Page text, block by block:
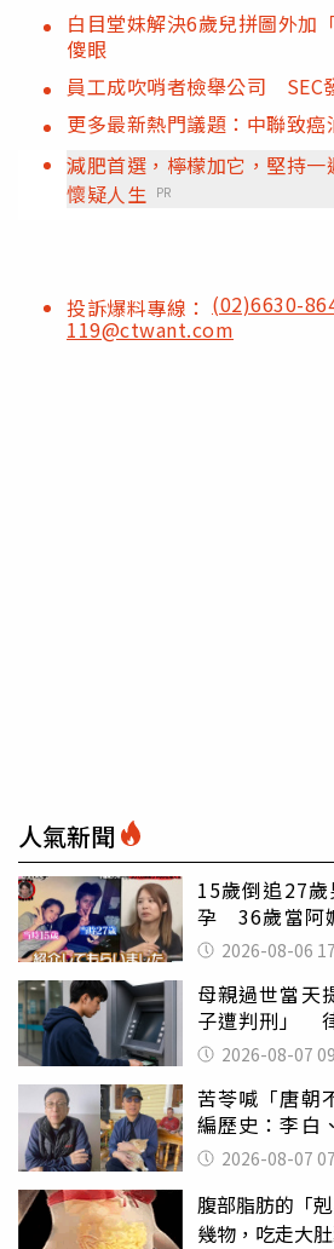
白目堂妹解決6歲兒拼圖外
傻眼
員工成吹哨者檢舉公司 SEC
更多最新熱門議題：中聯致癌
減肥首選，檸檬加它，堅持
懷疑人生 PR
投訴爆料專線： (02)6630-
119@ctwant.com
人氣新聞
15歲倒追27
孕 36歲當阿
2026-08-06
母親過世當天
子遭判刑」
罪 2026-08-07
苦苓喊「唐
編歷史：李白
詩？2026-08-07
腹部脂肪的「
幾物，吃走大